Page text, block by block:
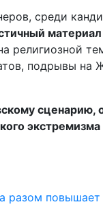
среди
религиозной
подрывы на
сценарию,
экстремизма
разом повышает